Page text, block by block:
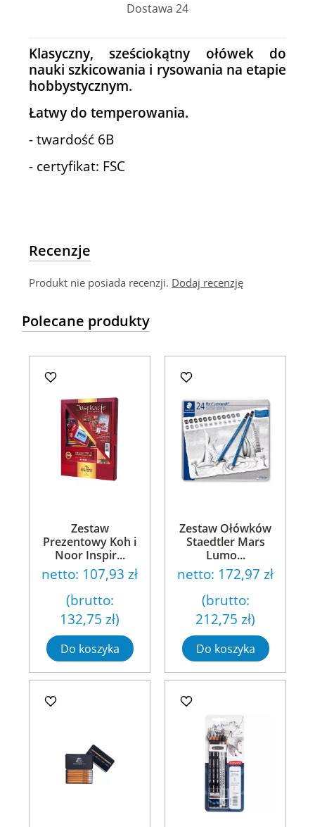
Dostawa 24
Klasyczny, sześciokątny ołówek do
nauki szkicowania i rysowania na etapie
hobbystycznym.
Łatwy do temperowania.
- twardość 6B
- certyfikat: FSC
Recenzje
Produkt nie posiada recenzji. Dodaj recenzję
Polecane produkty
Zestaw
Prezentowy Koh i
Noor Inspir...
netto: 107,93 zł
(brutto:
132,75 zł)
Do koszyka
Zestaw Ołówków
Staedtler Mars
Lumo...
netto: 172,97 zł
(brutto:
212,75 zł)
Do koszyka